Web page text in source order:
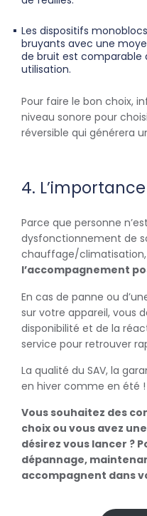
Les dispositifs
bruyants avec une
de bruit est comparable
utilisation.
Pour faire le bon choix,
niveau sonore pour
réversible qui générera
4.
Parce que personne
dysfonctionnement de
chauffage/climatisation,
l’accompagnement
En cas de panne ou
sur votre appareil, vous
disponibilité et de la
service pour retrouver
La qualité du SAV, la
en hiver comme en été !
Vous souhaitez des
choix ou vous avez
désirez vous lancer ?
dépannage,
accompagnent dans